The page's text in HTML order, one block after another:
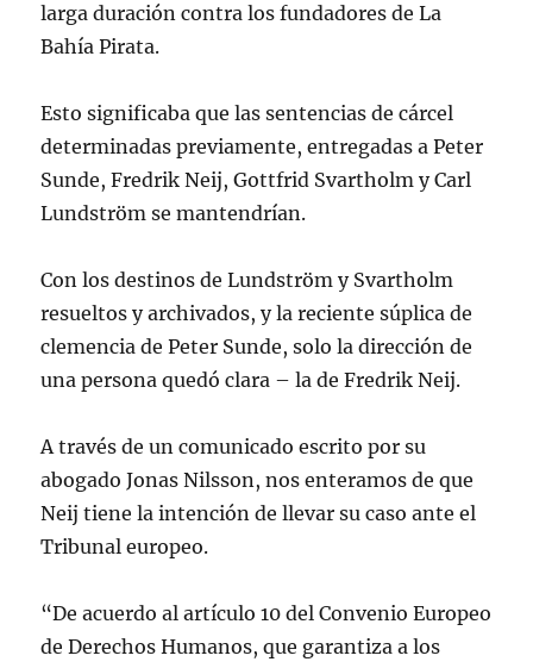
larga duración contra los fundadores de La
Bahía Pirata.
Esto significaba que las sentencias de cárcel
determinadas previamente, entregadas a Peter
Sunde, Fredrik Neij, Gottfrid Svartholm y Carl
Lundström se mantendrían.
Con los destinos de Lundström y Svartholm
resueltos y archivados, y la reciente súplica de
clemencia de Peter Sunde, solo la dirección de
una persona quedó clara – la de Fredrik Neij.
A través de un comunicado escrito por su
abogado Jonas Nilsson, nos enteramos de que
Neij tiene la intención de llevar su caso ante el
Tribunal europeo.
“De acuerdo al artículo 10 del Convenio Europeo
de Derechos Humanos, que garantiza a los